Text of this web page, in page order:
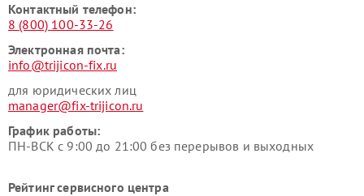
Контактный телефон:
8 (800) 100-33-26
Электронная почта:
info@trijicon-fix.ru
для юридических лиц
manager@fix-trijicon.ru
График работы:
ПН-ВСК с 9:00 до 21:00 без перерывов и выходных
Рейтинг сервисного центра